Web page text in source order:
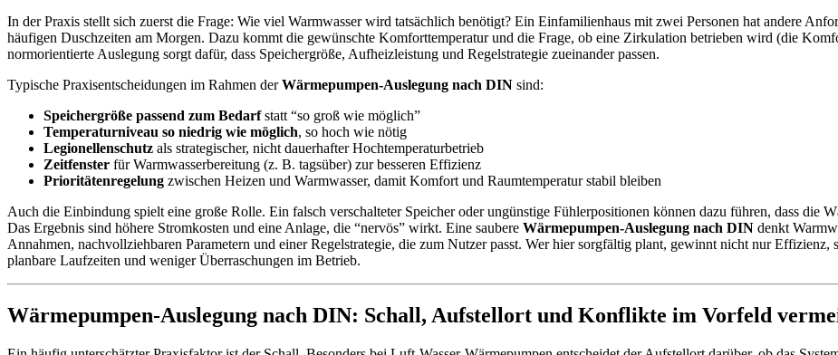
In der Praxis stellt sich zuerst die Frage: Wie viel Warmwasser wird tatsächlich benötigt? Ein Einfamilienhaus mit zwei Personen hat andere
häufigen Duschzeiten am Morgen. Dazu kommt die gewünschte Komforttemperatur und die Frage, ob eine Zirkulation betrieben wird (die
normorientierte Auslegung sorgt dafür, dass Speichergröße, Aufheizleistung und Regelstrategie zueinander passen.
Typische Praxisentscheidungen im Rahmen derWärmepumpen-Auslegung nach DIN sind:
Speichergröße passend zum Bedarfstatt “so groß wie möglich”
Temperaturniveau so niedrig wie möglich, so hoch wie nötig
Legionellenschutz als strategischer, nicht dauerhafter Hochtemperaturbetrieb
Zeitfenster für Warmwasserbereitung (z. B. tagsüber) zur besseren Effizienz
Prioritätenregelung zwischen Heizen und Warmwasser, damit Komfort und Raumtemperatur stabil bleiben
Auch die Einbindung spielt eine große Rolle. Ein falsch verschalteter Speicher oder ungünstige Fühlerpositionen können dazu führen, dass die
Das Ergebnis sind höhere Stromkosten und eine Anlage, die “nervös” wirkt. Eine saubere Wärmepumpen-Auslegung nach DIN denkt
Annahmen, nachvollziehbaren Parametern und einer Regelstrategie, die zum Nutzer passt. Wer hier sorgfältig plant, gewinnt nicht nur
planbare Laufzeiten und weniger Überraschungen im Betrieb.
Wärmepumpen-Auslegung nach DIN: Schall, Aufstellort und Konflikte im Vorfeld